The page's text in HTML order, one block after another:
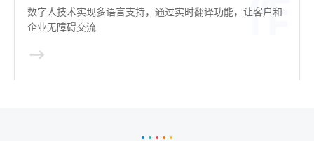
数字人技术实现多语言支持，通过实时翻译功能，让客户和
企业无障碍交流